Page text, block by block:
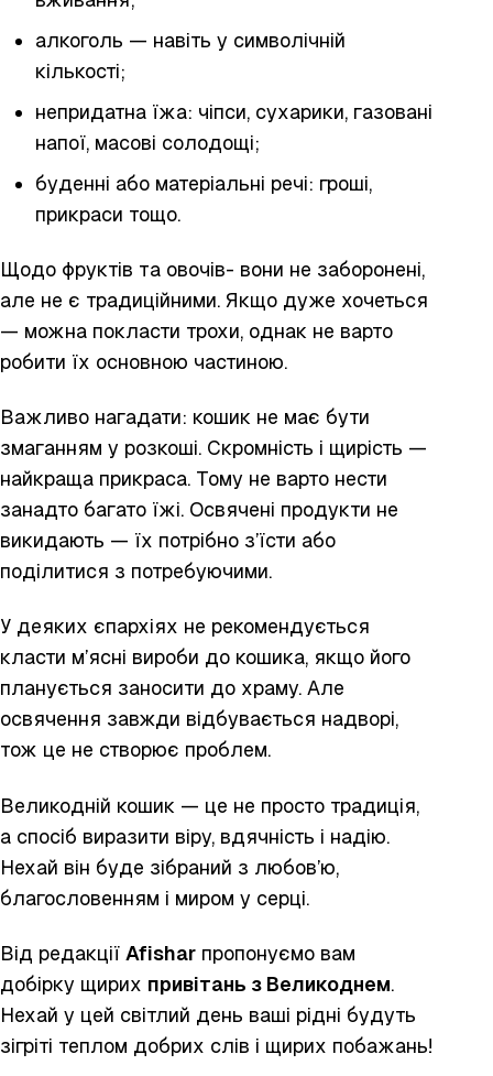
алкоголь — навіть у символічній
кількості;
непридатна їжа: чіпси, сухарики, газовані
напої, масові солодощі;
буденні або матеріальні речі: гроші,
прикраси тощо.
Щодо фруктів та овочів- вони не заборонені,
але не є традиційними. Якщо дуже хочеться
— можна покласти трохи, однак не варто
робити їх основною частиною.
Важливо нагадати: кошик не має бути
змаганням у розкоші. Скромність і щирість —
найкраща прикраса. Тому не варто нести
занадто багато їжі. Освячені продукти не
викидають — їх потрібно з’їсти або
поділитися з потребуючими.
У деяких єпархіях не рекомендується
класти м’ясні вироби до кошика, якщо його
планується заносити до храму. Але
освячення завжди відбувається надворі,
тож це не створює проблем.
Великодній кошик — це не просто традиція,
а спосіб виразити віру, вдячність і надію.
Нехай він буде зібраний з любов’ю,
благословенням і миром у серці.
Від редакції Afishar пропонуємо вам
добірку щирих привітань з Великоднем.
Нехай у цей світлий день ваші рідні будуть
зігріті теплом добрих слів і щирих побажань!